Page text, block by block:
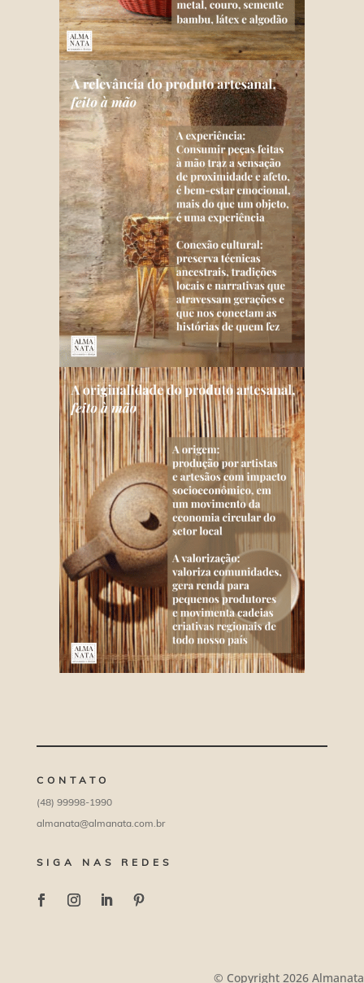
CONTATO
(48) 99998-1990
almanata@almanata.com.br
SIGA NAS REDES
© Copyright 2026 Almanata